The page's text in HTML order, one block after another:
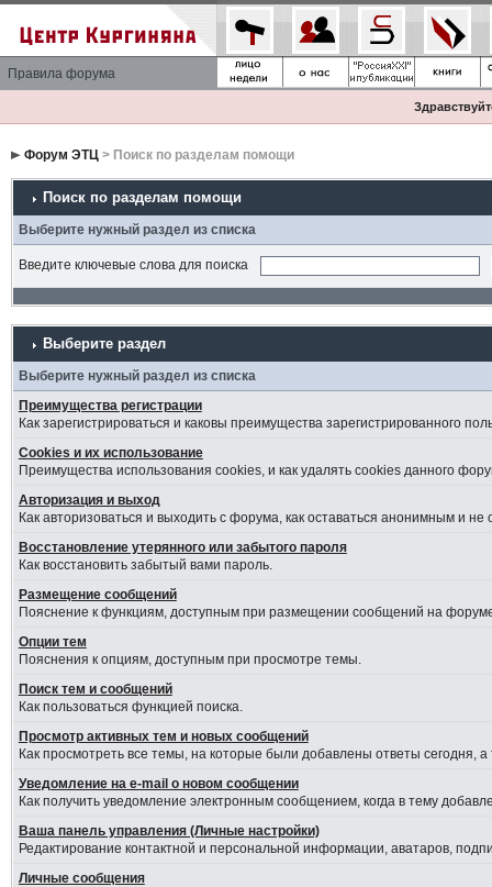
Правила форума
Форум ЭТЦ> Поиск по разделам помощи
Поиск по разделам помощи
Выберите нужный раздел из списка
Введите ключевые слова для поиска
Выберите раздел
Выберите нужный раздел из списка
Преимущества регистрации
Как зарегистрироваться и каковы преимущества зарегистрированного
Cookies и их использование
Преимущества использования cookies, и как удалять cookies данного
Авторизация и выход
Как авторизоваться и выходить с форума, как оставаться анонимным и
Восстановление утерянного или забытого пароля
Как восстановить забытый вами пароль.
Размещение сообщений
Пояснение к функциям, доступным при размещении сообщений на
Опции тем
Пояснения к опциям, доступным при просмотре темы.
Поиск тем и сообщений
Как пользоваться функцией поиска.
Просмотр активных тем и новых сообщений
Как просмотреть все темы, на которые были добавлены ответы сегодня,
Уведомление на е-mail о новом сообщении
Как получить уведомление электронным сообщением, когда в тему
Ваша панель управления (Личные настройки)
Редактирование контактной и персональной информации, аватаров,
Личные сообщения